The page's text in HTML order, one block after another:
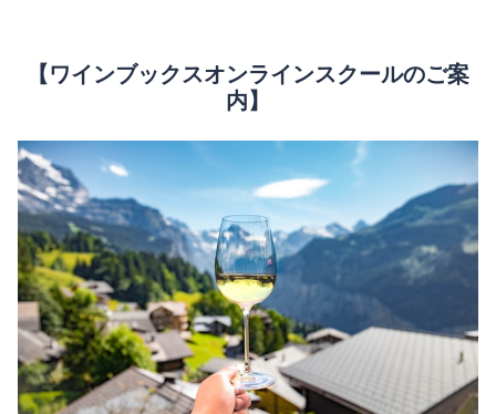
【ワインブックスオンラインスクールのご案
内】